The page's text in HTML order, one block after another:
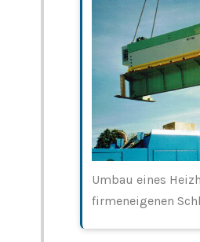
Umbau eines
firmeneigenen